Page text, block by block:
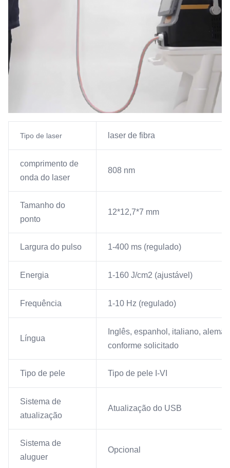
Tipo de laser laser de fibra
comprimento de
onda do laser
808 nm
Tamanho do
ponto
12*12,7*7 mm
Largura do pulso 1-400 ms (regulado)
Energia 1-160 J/cm2 (ajustável)
Frequência 1-10 Hz (regulado)
Língua
Inglês, espanhol, italiano,
conforme solicitado
Tipo de pele Tipo de pele I-VI
Sistema de
atualização
Atualização do USB
Sistema de
aluguer
Opcional